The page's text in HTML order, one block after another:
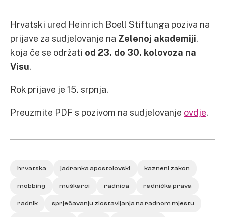
Hrvatski ured Heinrich Boell Stiftunga poziva na
prijave za sudjelovanje na Zelenoj akademiji,
koja će se održati od 23. do 30. kolovoza na
Visu.
Rok prijave je 15. srpnja.
Preuzmite PDF s pozivom na sudjelovanje ovdje.
hrvatska jadranka apostolovski kazneni zakon
mobbing muškarci radnica radnička prava
radnik sprječavanju zlostavljanja na radnom mjestu